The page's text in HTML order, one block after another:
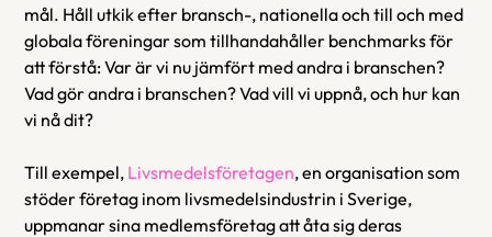
mål. Håll utkik efter bransch-, nationella och till och med
globala föreningar som tillhandahåller benchmarks för
att förstå: Var är vi nu jämfört med andra i branschen?
Vad gör andra i branschen? Vad vill vi uppnå, och hur kan
vi nå dit?
Till exempel, Livsmedelsföretagen, en organisation som
stöder företag inom livsmedelsindustrin i Sverige,
uppmanar sina medlemsföretag att åta sig deras